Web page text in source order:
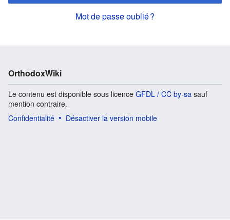
Mot de passe oublié ?
OrthodoxWiki
Le contenu est disponible sous licence GFDL / CC by-sa sauf
mention contraire.
Confidentialité
Désactiver la version mobile